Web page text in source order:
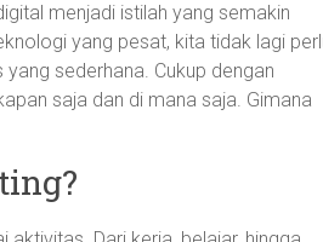
menjadi istilah yang semakin
yang pesat, kita tidak lagi
sederhana. Cukup dengan
saja dan di mana saja. Gimana